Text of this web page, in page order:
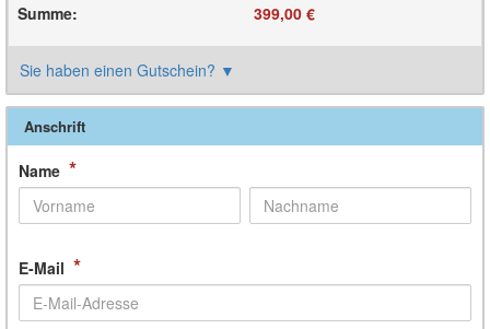
Summe: 399,00 €
Sie haben einen Gutschein? ▼
Anschrift
Name *
E-Mail *